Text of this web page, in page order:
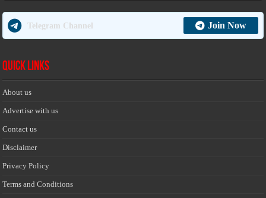
Telegram Channel Join Now
Quick Links
About us
Advertise with us
Contact us
Disclaimer
Privacy Policy
Terms and Conditions